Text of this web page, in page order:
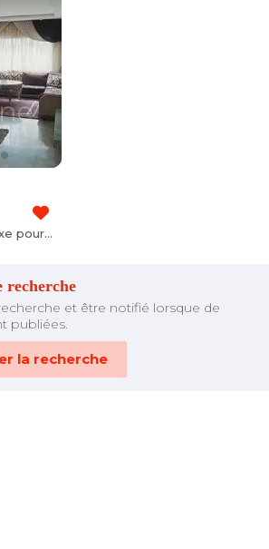
appartement de luxe pour vente au littoral anfa
recherche
et être notifié lorsque de
publiées.
la recherche